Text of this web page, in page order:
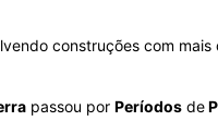
construções com mais
passou por Períodos de